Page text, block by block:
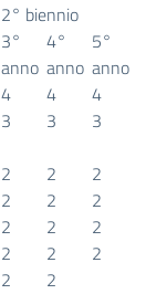
2° biennio
3°
anno
4°
anno
5°
anno
4 4
4
3 3
3
2 2
2
2 2
2
2 2
2
2 2
2
2
2